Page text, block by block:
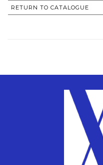
RETURN TO CATALOGUE